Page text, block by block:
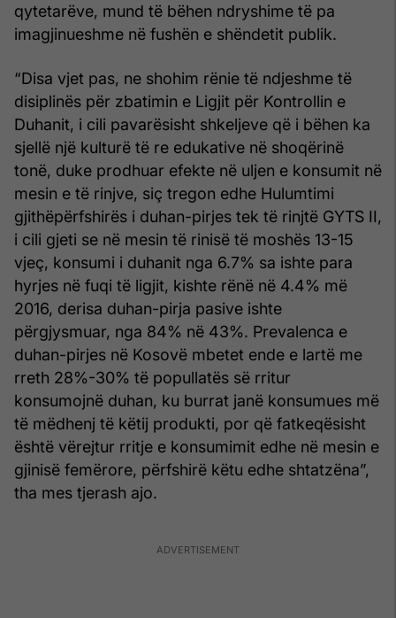
qytetarëve, mund të bëhen ndryshime të pa
imagjinueshme në fushën e shëndetit publik.
“Disa vjet pas, ne shohim rënie të ndjeshme të
disiplinës për zbatimin e Ligjit për Kontrollin e
Duhanit, i cili pavarësisht shkeljeve që i bëhen ka
sjellë një kulturë të re edukative në shoqërinë
tonë, duke prodhuar efekte në uljen e konsumit në
mesin e të rinjve, siç tregon edhe Hulumtimi
gjithëpërfshirës i duhan-pirjes tek të rinjtë GYTS II,
i cili gjeti se në mesin të rinisë të moshës 13-15
vjeç, konsumi i duhanit nga 6.7% sa ishte para
hyrjes në fuqi të ligjit, kishte rënë në 4.4% më
2016, derisa duhan-pirja pasive ishte
përgjysmuar, nga 84% në 43%. Prevalenca e
duhan-pirjes në Kosovë mbetet ende e lartë me
rreth 28%-30% të popullatës së rritur
konsumojnë duhan, ku burrat janë konsumues më
të mëdhenj të këtij produkti, por që fatkeqësisht
është vërejtur rritje e konsumimit edhe në mesin e
gjinisë femërore, përfshirë këtu edhe shtatzëna”,
tha mes tjerash ajo.